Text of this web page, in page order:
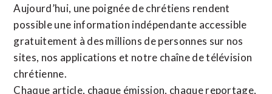
Aujourd’hui, une poignée de chrétiens rendent
possible une information indépendante accessible
gratuitement à des millions de personnes sur nos
sites, nos applications et notre chaîne de télévision
chrétienne.
Chaque article, chaque émission, chaque reportage,